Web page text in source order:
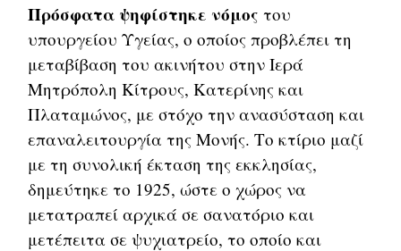
Πρόσφατα ψηφίστηκε νόμος του
υπουργείου Υγείας, ο οποίος προβλέπει τη
μεταβίβαση του ακινήτου στην Ιερά
Μητρόπολη Κίτρους, Κατερίνης και
Πλαταμώνος, με στόχο την ανασύσταση και
επαναλειτουργία της Μονής. Το κτίριο μαζί
με τη συνολική έκταση της εκκλησίας,
δημεύτηκε το 1925, ώστε ο χώρος να
μετατραπεί αρχικά σε σανατόριο και
μετέπειτα σε ψυχιατρείο, το οποίο και